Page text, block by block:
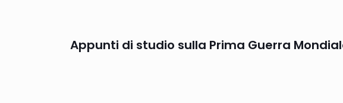
Appunti di studio sulla Prima Guerra